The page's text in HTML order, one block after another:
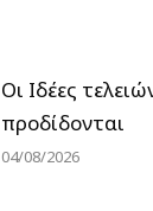
Οι Ιδέες
προδίδονται
04/08/2026